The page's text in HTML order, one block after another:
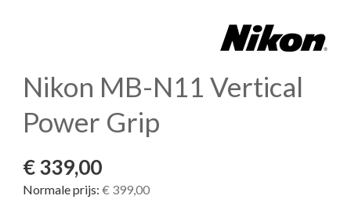
Nikon MB-N11 Vertical
Power Grip
€ 339,00
Normale prijs: € 399,00